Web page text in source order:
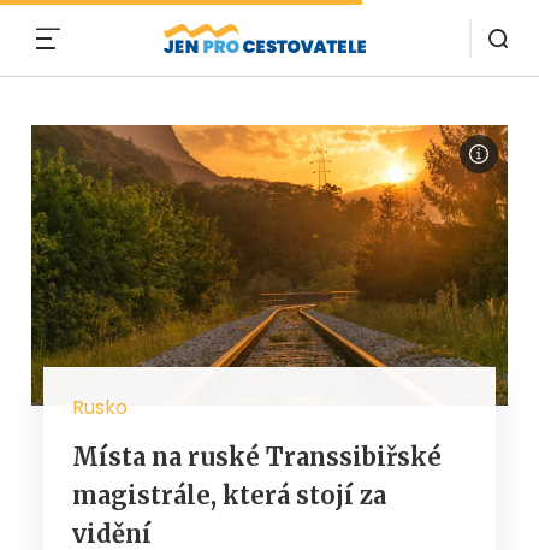
Rusko
Místa na ruské Transsibiřské
magistrále, která stojí za
vidění